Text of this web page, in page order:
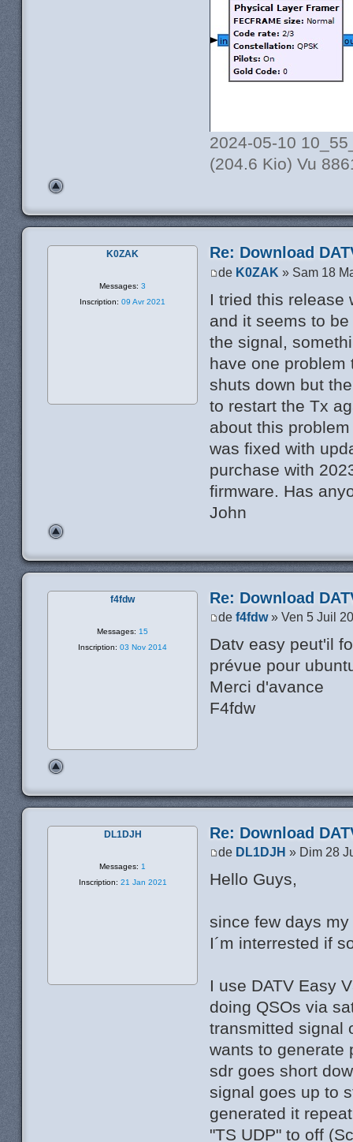
2024-05-10
(204.6 Kio) Vu
Re: Download
de K0ZAK » Sam 18
I tried this release
and it seems to
the signal,
have one problem
shuts down but
to restart the Tx
about this
was fixed with
purchase with
firmware. Has
John
K0ZAK
Messages: 3
Inscription: 09 Avr 2021
Re: Download
def4fdw» Ven 5 Juil
Datv easy peut'il
prévue pour
Merci d'avance
F4fdw
f4fdw
Messages: 15
Inscription: 03 Nov 2014
Re: Download
de DL1DJH » Dim 28
Hello Guys,
since few days
I´m interrested if
I use DATV Easy
doing QSOs via
transmitted signal
wants to generate
sdr goes short
signal goes up to
generated it
"TS UDP" to off
DL1DJH
Messages: 1
Inscription: 21 Jan 2021